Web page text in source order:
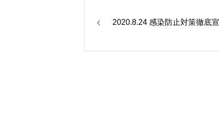
2020.8.24 感染防止対策徹底